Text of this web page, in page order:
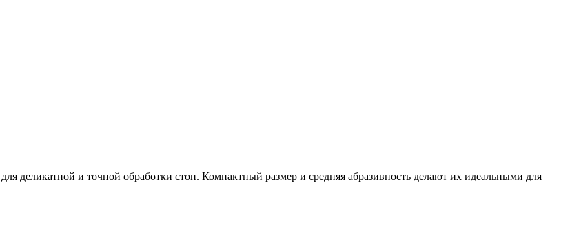
деликатной и точной обработки стоп. Компактный размер и средняя абразивность делают их идеальными для